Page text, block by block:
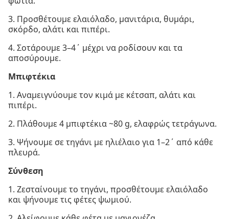
3. Προσθέτουμε ελαιόλαδο, μανιτάρια, θυμάρι,
σκόρδο, αλάτι και πιπέρι.
4. Σοτάρουμε 3–4΄ μέχρι να ροδίσουν και τα
αποσύρουμε.
Μπιφτέκια
1. Αναμειγνύουμε τον κιμά με κέτσαπ, αλάτι και
πιπέρι.
2. Πλάθουμε 4 μπιφτέκια ~80 g, ελαφρώς τετράγωνα.
3. Ψήνουμε σε τηγάνι με ηλιέλαιο για 1–2΄ από κάθε
πλευρά.
Σύνθεση
1. Ζεσταίνουμε το τηγάνι, προσθέτουμε ελαιόλαδο
και ψήνουμε τις φέτες ψωμιού.